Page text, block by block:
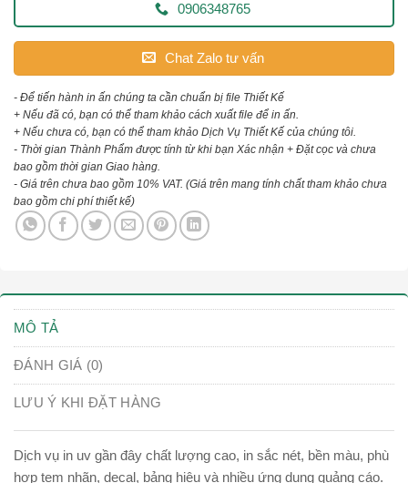
0906348765
Chat Zalo tư vấn
- Để tiến hành in ấn chúng ta cần chuẩn bị file Thiết Kế
+ Nếu đã có, bạn có thể tham khảo cách xuất file để in ấn.
+ Nếu chưa có, bạn có thể tham khảo Dịch Vụ Thiết Kế của chúng tôi.
- Thời gian Thành Phẩm được tính từ khi bạn Xác nhận + Đặt cọc và chưa
bao gồm thời gian Giao hàng.
- Giá trên chưa bao gồm 10% VAT. (Giá trên mang tính chất tham khảo chưa
bao gồm chi phí thiết kế)
MÔ TẢ
ĐÁNH GIÁ (0)
LƯU Ý KHI ĐẶT HÀNG
Dịch vụ in uv gần đây chất lượng cao, in sắc nét, bền màu, phù
hợp tem nhãn, decal, bảng hiệu và nhiều ứng dụng quảng cáo.